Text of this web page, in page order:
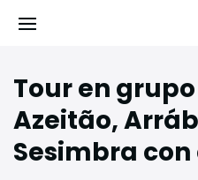
Tour en
Azeitão,
Sesimbra